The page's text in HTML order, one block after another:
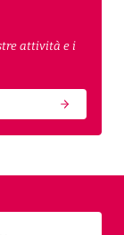
attività e i